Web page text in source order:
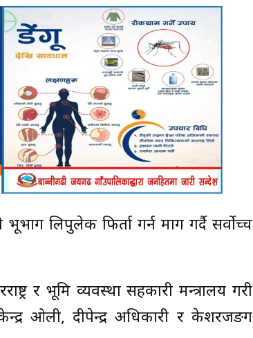
लिपुलेक फिर्ता गर्न माग गर्दै सर्वोच्च
र भूमि व्यवस्था सहकारी मन्त्रालय गरी
ओली, दीपेन्द्र अधिकारी र केशरजङग